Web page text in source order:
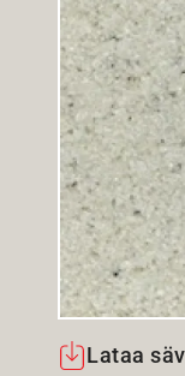
Lataa